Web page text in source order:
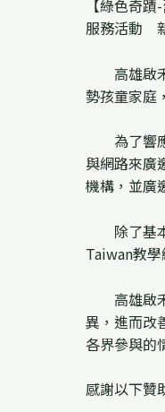
【綠色奇
服務活動
高雄啟禾
勢孩童家庭
為了響應
與網路來廣
機構，並廣
除了基本
Taiwan教
高雄啟禾
異，進而改
各界參與的
感謝以下贊